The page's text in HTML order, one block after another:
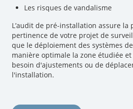
Les risques de vandalisme
L’audit de pré-installation assure la
pertinence de votre projet de
que le déploiement des systèmes
manière optimale la zone étudiée
besoin d'ajustements ou de
l'installation.